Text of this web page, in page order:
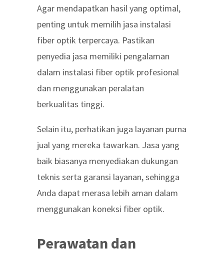
Agar mendapatkan hasil yang optimal,
penting untuk memilih jasa instalasi
fiber optik terpercaya. Pastikan
penyedia jasa memiliki pengalaman
dalam instalasi fiber optik profesional
dan menggunakan peralatan
berkualitas tinggi.
Selain itu, perhatikan juga layanan purna
jual yang mereka tawarkan. Jasa yang
baik biasanya menyediakan dukungan
teknis serta garansi layanan, sehingga
Anda dapat merasa lebih aman dalam
menggunakan koneksi fiber optik.
Perawatan dan